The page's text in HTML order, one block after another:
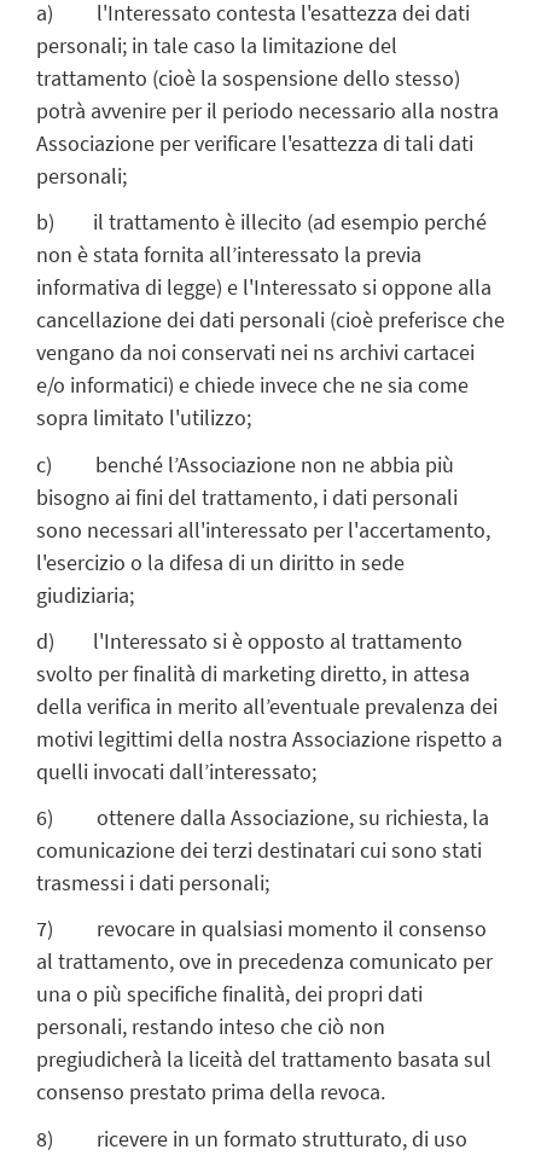
a) l'Interessato contesta l'esattezza dei dati
personali; in tale caso la limitazione del
trattamento (cioè la sospensione dello stesso)
potrà avvenire per il periodo necessario alla nostra
Associazione per verificare l'esattezza di tali dati
personali;
b) il trattamento è illecito (ad esempio perché
non è stata fornita all’interessato la previa
informativa di legge) e l'Interessato si oppone alla
cancellazione dei dati personali (cioè preferisce che
vengano da noi conservati nei ns archivi cartacei
e/o informatici) e chiede invece che ne sia come
sopra limitato l'utilizzo;
c) benché l’Associazione non ne abbia più
bisogno ai fini del trattamento, i dati personali
sono necessari all'interessato per l'accertamento,
l'esercizio o la difesa di un diritto in sede
giudiziaria;
d) l'Interessato si è opposto al trattamento
svolto per finalità di marketing diretto, in attesa
della verifica in merito all’eventuale prevalenza dei
motivi legittimi della nostra Associazione rispetto a
quelli invocati dall’interessato;
6) ottenere dalla Associazione, su richiesta, la
comunicazione dei terzi destinatari cui sono stati
trasmessi i dati personali;
7) revocare in qualsiasi momento il consenso
al trattamento, ove in precedenza comunicato per
una o più specifiche finalità, dei propri dati
personali, restando inteso che ciò non
pregiudicherà la liceità del trattamento basata sul
consenso prestato prima della revoca.
8) ricevere in un formato strutturato, di uso